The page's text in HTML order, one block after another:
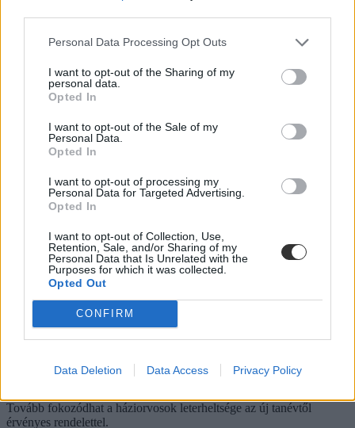
Personal Data Processing Opt Outs
I want to opt-out of the Sharing of my
personal data.
Opted In
I want to opt-out of the Sale of my
Personal Data.
Opted In
I want to opt-out of processing my
Personal Data for Targeted Advertising.
Opted In
I want to opt-out of Collection, Use,
Retention, Sale, and/or Sharing of my
Personal Data that Is Unrelated with the
Purposes for which it was collected.
Opted Out
CONFIRM
Data Deletion Data Access Privacy Policy
vírusoknak is teret adtak. Újra visszatért a koronavírus-járvány, de
Közoktatás
Tornyos Kata
Mutatjuk
Legyen szó pár napos családi kirándulásról vagy csak a szokásos
egy-két napos felső légúti betegségről, jogosan merülhet fel a
kérdés, hány napot igazolhat általános-és középiskolában a szülő.
Közoktatás
Kurucz-Gáspár Tünde
szeptembertől
Tovább fokozódhat a háziorvosok leterheltsége az új tanévtől
érvényes rendelettel.